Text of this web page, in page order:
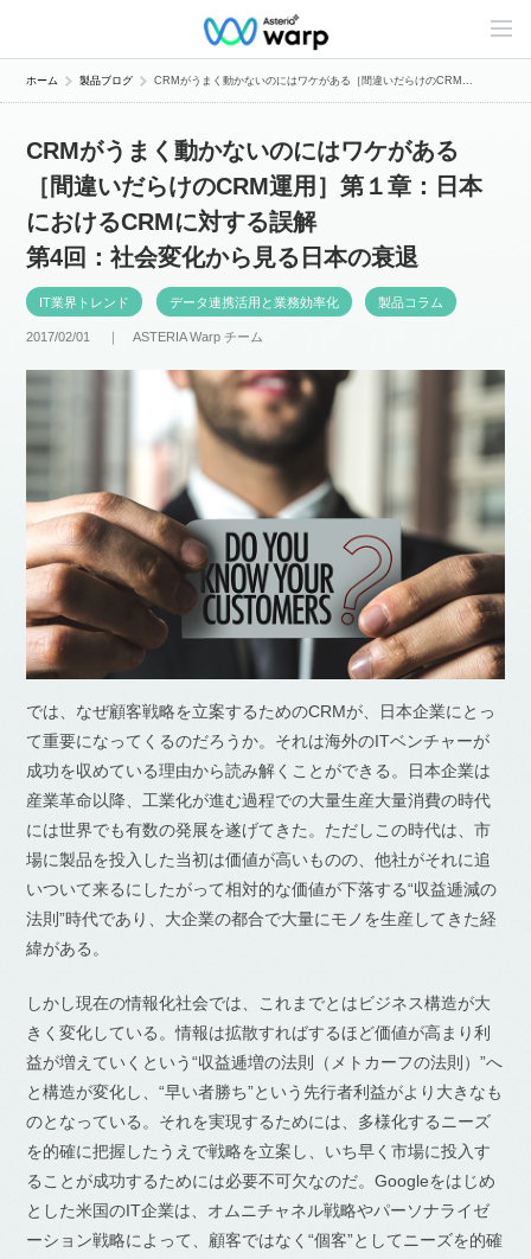
C
n
e
ホーム 製品ブログ CRMがうまく動かないのにはワケがある［間違いだらけのCRM...
CRMがうまく動かないのにはワケがある
［間違いだらけのCRM運用］第１章：日本
におけるCRMに対する誤解
第4回：社会変化から見る日本の衰退
IT業界トレンド データ連携活用と業務効率化 製品コラム
2017/02/01 ｜ASTERIA Warp チーム
では、なぜ顧客戦略を立案するためのCRMが、日本企業にとっ
て重要になってくるのだろうか。それは海外のITベンチャーが
成功を収めている理由から読み解くことができる。日本企業は
産業革命以降、工業化が進む過程での大量生産大量消費の時代
には世界でも有数の発展を遂げてきた。ただしこの時代は、市
場に製品を投入した当初は価値が高いものの、他社がそれに追
いついて来るにしたがって相対的な価値が下落する“収益逓減の
法則”時代であり、大企業の都合で大量にモノを生産してきた経
緯がある。
しかし現在の情報化社会では、これまでとはビジネス構造が大
きく変化している。情報は拡散すればするほど価値が高まり利
益が増えていくという“収益逓増の法則（メトカーフの法則）”へ
と構造が変化し、“早い者勝ち”という先行者利益がより大きなも
のとなっている。それを実現するためには、多様化するニーズ
を的確に把握したうえで戦略を立案し、いち早く市場に投入す
ることが成功するためには必要不可欠なのだ。Googleをはじめ
とした米国のIT企業は、オムニチャネル戦略やパーソナライゼ
ーション戦略によって、顧客ではなく“個客”としてニーズを的確